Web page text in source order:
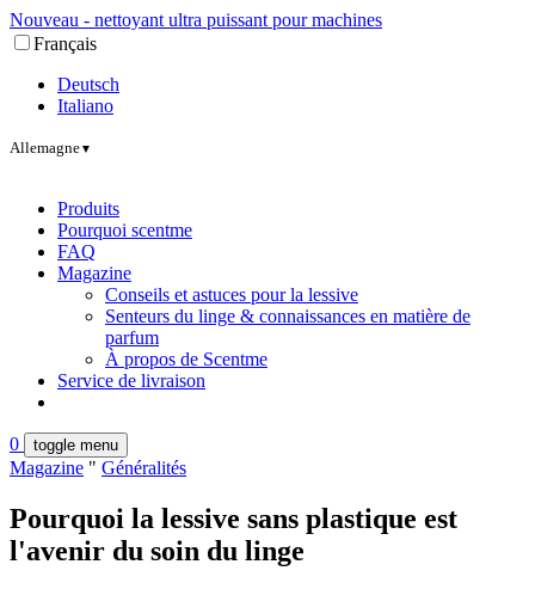
Nouveau - nettoyant ultra puissant pour machines
Français
Deutsch
Italiano
Allemagne▼
Produits
Pourquoi scentme
FAQ
Magazine
Conseils et astuces pour la lessive
Senteurs du linge & connaissances en matière de
parfum
À propos de Scentme
Service de livraison
0 toggle menu
Magazine " Généralités
Pourquoi la lessive sans plastique est
l'avenir du soin du linge